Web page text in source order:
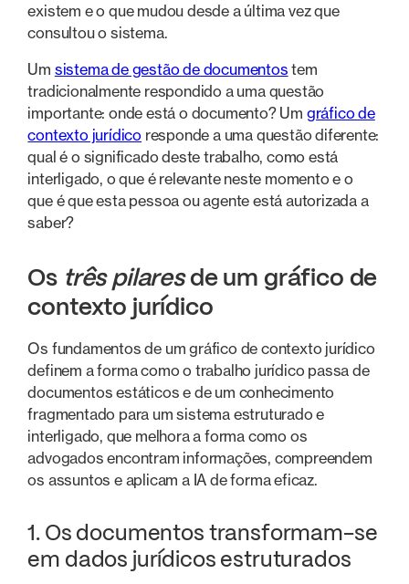
existem e o que mudou desde a última vez que
consultou o sistema.
Um sistema de gestão de documentos tem
tradicionalmente respondido a uma questão
importante: onde está o documento? Um gráfico de
contexto jurídico responde a uma questão diferente:
qual é o significado deste trabalho, como está
interligado, o que é relevante neste momento e o
que é que esta pessoa ou agente está autorizada a
saber?
Os três pilaresde um gráfico de
contexto jurídico
Os fundamentos de um gráfico de contexto jurídico
definem a forma como o trabalho jurídico passa de
documentos estáticos e de um conhecimento
fragmentado para um sistema estruturado e
interligado, que melhora a forma como os
advogados encontram informações, compreendem
os assuntos e aplicam a IA de forma eficaz.
1. Os documentos transformam-se
em dados jurídicos estruturados